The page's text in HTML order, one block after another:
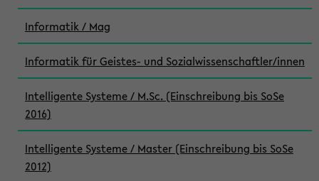
Informatik / Mag
Informatik für Geistes- und Sozialwissenschaftler/innen
Intelligente Systeme / M.Sc. (Einschreibung bis SoSe
2016)
Intelligente Systeme / Master (Einschreibung bis SoSe
2012)